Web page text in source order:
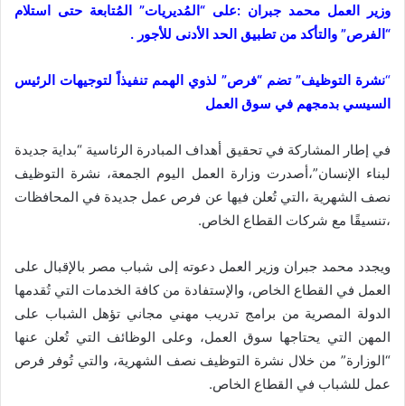
وزير العمل محمد جبران :على “المُديريات” المُتابعة حتى استلام
“الفرص” والتأكد من تطبيق الحد الأدنى للأجور .
“نشرة التوظيف” تضم “فرص” لذوي الهمم تنفيذاً لتوجيهات الرئيس
السيسي بدمجهم في سوق العمل
في إطار المشاركة في تحقيق أهداف المبادرة الرئاسية “بداية جديدة
لبناء الإنسان”،أصدرت وزارة العمل اليوم الجمعة، نشرة التوظيف
نصف الشهرية ،التي تُعلن فيها عن فرص عمل جديدة في المحافظات
،تنسيقًا مع شركات القطاع الخاص.
ويجدد محمد جبران وزير العمل دعوته إلى شباب مصر بالإقبال على
العمل في القطاع الخاص، والإستفادة من كافة الخدمات التي تُقدمها
الدولة المصرية من برامج تدريب مهني مجاني تؤهل الشباب على
المهن التي يحتاجها سوق العمل، وعلى الوظائف التي تُعلن عنها
“الوزارة” من خلال نشرة التوظيف نصف الشهرية، والتي تُوفر فرص
عمل للشباب في القطاع الخاص.